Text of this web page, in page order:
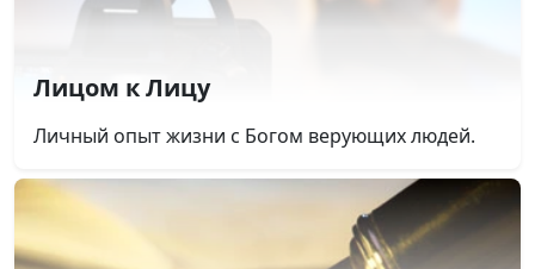
Лицом к Лицу
Личный опыт жизни с Богом верующих людей.